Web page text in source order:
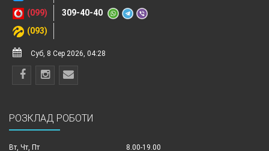
309-40-40
(099)
(093)
Суб, 8 Сер 2026, 04:28
РОЗКЛАД РОБОТИ
Вт, Чт, Пт 8.00-19.00